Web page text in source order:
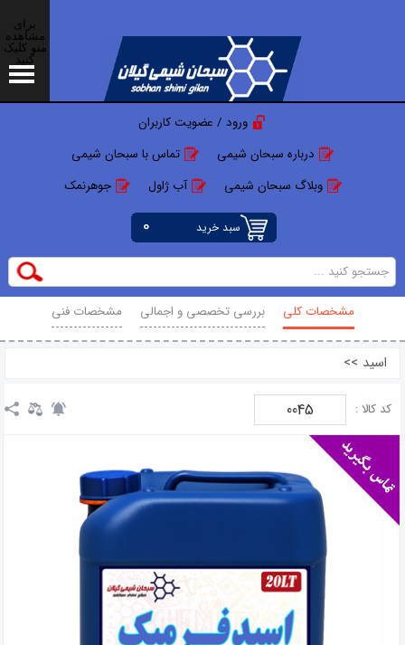
ورود / عضویت کاربران
درباره سبحان شیمی
تماس با سبحان شیمی
وبلاگ سبحان شیمی
آب ژاول جوهرنمک
سبد خرید 0
برای
مشاهده
منو کلیک
کنید
مشخصات کلی بررسی تخصصی و اجمالی مشخصات فنی
اسید >>
کد کالا : 0045